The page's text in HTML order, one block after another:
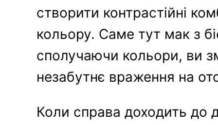
створити контрастійні
кольору. Саме тут мак з
сполучаючи кольори, ви
незабутнє враження на
Коли справа доходить до